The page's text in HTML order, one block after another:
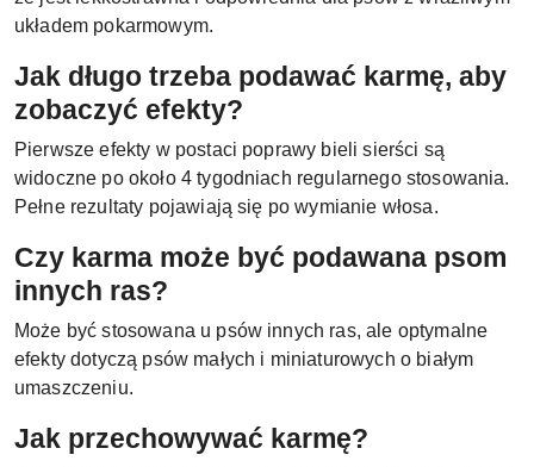
układem pokarmowym.
Jak długo trzeba podawać karmę, aby
zobaczyć efekty?
Pierwsze efekty w postaci poprawy bieli sierści są
widoczne po około 4 tygodniach regularnego stosowania.
Pełne rezultaty pojawiają się po wymianie włosa.
Czy karma może być podawana psom
innych ras?
Może być stosowana u psów innych ras, ale optymalne
efekty dotyczą psów małych i miniaturowych o białym
umaszczeniu.
Jak przechowywać karmę?